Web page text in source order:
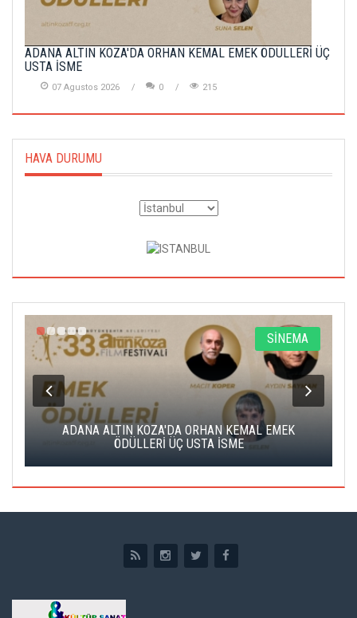
ADANA ALTIN KOZA'DA ORHAN KEMAL EMEK ÖDÜLLERİ ÜÇ
USTA İSME
07 Agustos 2026 0 215
HAVA DURUMU
SİNEMA
ADANA ALTIN KOZA'DA ORHAN KEMAL EMEK
ÖDÜLLERİ ÜÇ USTA İSME